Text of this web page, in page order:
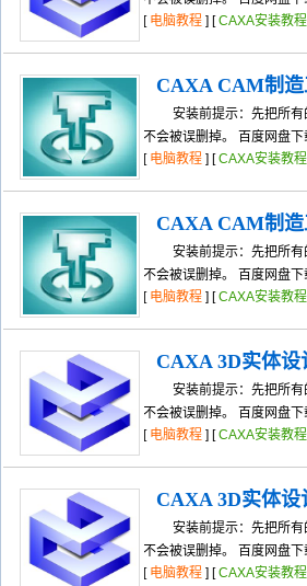
[ 电脑教程 ] [CAXA安装教程
CAXA CAM制造
安装前提示：先把所有的
不会被误删掉。 百度网盘下
[ 电脑教程 ] [CAXA安装教程
CAXA CAM制造
安装前提示：先把所有的
不会被误删掉。 百度网盘下
[ 电脑教程 ] [CAXA安装教程
CAXA 3D实体设
安装前提示：先把所有的
不会被误删掉。 百度网盘
[ 电脑教程 ] [CAXA安装教程
CAXA 3D实体设
安装前提示：先把所有的
不会被误删掉。 百度网盘
[ 电脑教程 ] [CAXA安装教程